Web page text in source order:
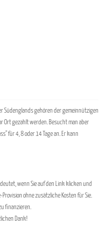
Südenglands gehören der gemeinnützigen
Ort gezahlt werden. Besucht man aber
für 4, 8 oder 14 Tage an. Er kann
wenn Sie auf den Link klicken und
ohne zusätzliche Kosten für Sie.
finanzieren.
Dank!